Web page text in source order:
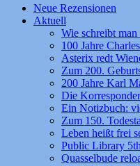
Zum
Inhalt
Neue Rezensionen
Aktuell
Wie schreibt
100 Jahre
Asterix redt
Zum 200.
200 Jahre Karl
Die
Ein Notizbuch:
Zum 150.
Leben heißt frei
Public Library
Quasselbude